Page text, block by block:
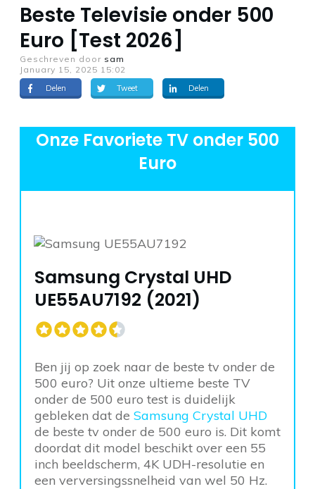
Beste Televisie onder 500
Euro [Test 2026]
Geschreven door sam
January 15, 2025 15:02
Delen Tweet Delen
Onze Favoriete TV onder 500
Euro
Samsung Crystal UHD
UE55AU7192 (2021)
Ben jij op zoek naar de beste tv onder de
500 euro? Uit onze ultieme beste TV
onder de 500 euro test is duidelijk
gebleken dat de Samsung Crystal UHD
de beste tv onder de 500 euro is. Dit komt
doordat dit model beschikt over een 55
inch beeldscherm, 4K UDH-resolutie en
een verversingssnelheid van wel 50 Hz.